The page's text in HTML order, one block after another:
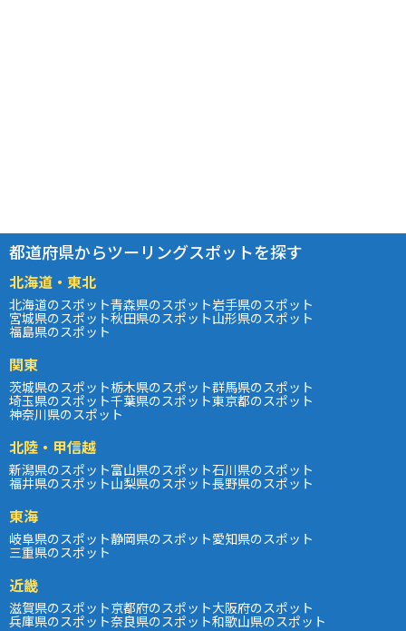
都道府県からツーリングスポットを探す
北海道・東北
北海道のスポット青森県のスポット岩手県のスポット
宮城県のスポット秋田県のスポット山形県のスポット
福島県のスポット
関東
茨城県のスポット栃木県のスポット群馬県のスポット
埼玉県のスポット千葉県のスポット東京都のスポット
神奈川県のスポット
北陸・甲信越
新潟県のスポット富山県のスポット石川県のスポット
福井県のスポット山梨県のスポット長野県のスポット
東海
岐阜県のスポット静岡県のスポット愛知県のスポット
三重県のスポット
近畿
滋賀県のスポット京都府のスポット大阪府のスポット
兵庫県のスポット奈良県のスポット和歌山県のスポット